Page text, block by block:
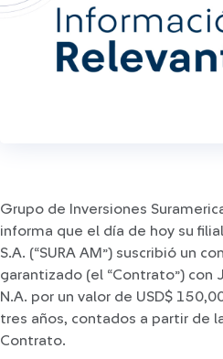
Grupo de Inversiones
informa que el día de hoy su
S.A. (“SURA AM”) suscribió un
garantizado (el “Contrato”) con
N.A. por un valor de USD$
tres años, contados a partir de
Contrato.